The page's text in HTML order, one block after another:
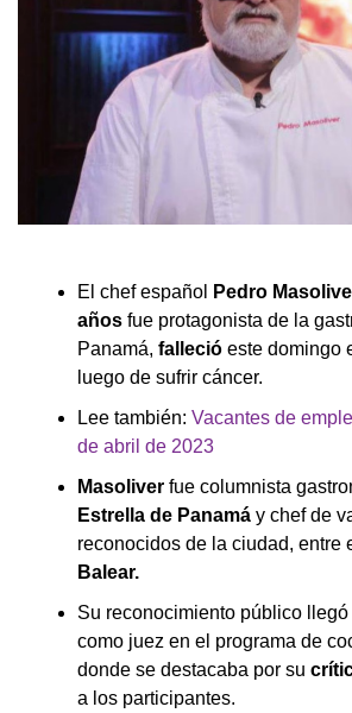
El chef español Pedro Masolive
años fue protagonista de la
Panamá, falleció este domingo
luego de sufrir cáncer.
Lee también: Vacantes de
de abril de 2023
Masoliver fue columnista
Estrella de Panamá y chef de
reconocidos de la ciudad, entre
Balear.
Su reconocimiento público
como juez en el programa de
donde se destacaba por su
a los participantes.